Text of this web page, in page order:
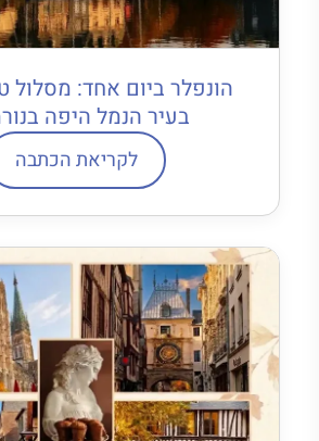
הונפלר ביום אחד: מסלול
בעיר הנמל היפה
לקריאת הכתבה